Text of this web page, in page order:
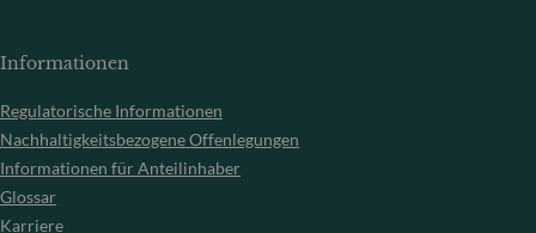
Informationen
Regulatorische Informationen
Nachhaltigkeitsbezogene Offenlegungen
Informationen für Anteilinhaber
Glossar
Karriere